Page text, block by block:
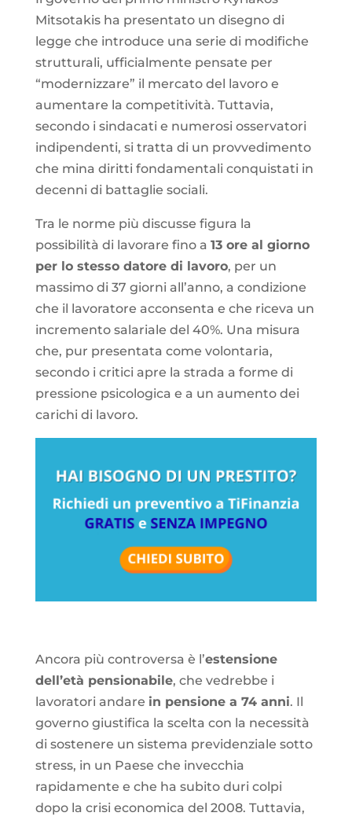
Mitsotakis ha presentato un disegno di
legge che introduce una serie di modifiche
strutturali, ufficialmente pensate per
“modernizzare” il mercato del lavoro e
aumentare la competitività. Tuttavia,
secondo i sindacati e numerosi osservatori
indipendenti, si tratta di un provvedimento
che mina diritti fondamentali conquistati in
decenni di battaglie sociali.
Tra le norme più discusse figura la
possibilità di lavorare fino a 13 ore al giorno
per lo stesso datore di lavoro, per un
massimo di 37 giorni all’anno, a condizione
che il lavoratore acconsenta e che riceva un
incremento salariale del 40%. Una misura
che, pur presentata come volontaria,
secondo i critici apre la strada a forme di
pressione psicologica e a un aumento dei
carichi di lavoro.
Ancora più controversa è l’estensione
dell’età pensionabile, che vedrebbe i
lavoratori andare in pensione a 74 anni. Il
governo giustifica la scelta con la necessità
di sostenere un sistema previdenziale sotto
stress, in un Paese che invecchia
rapidamente e che ha subito duri colpi
dopo la crisi economica del 2008. Tuttavia,